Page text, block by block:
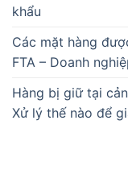
khẩu
Các mặt hàng
FTA – Doanh
Hàng bị giữ tại
Xử lý thế nào để